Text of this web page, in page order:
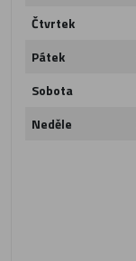
Čtvrtek
Pátek
Sobota
Neděle